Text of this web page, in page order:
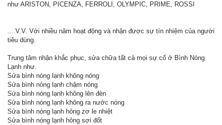
như ARISTON, PICENZA, FERROLI, OLYMPIC, PRIME, ROSSI
....V.V. Với nhiều năm hoạt động và nhận được sự tín nhiệm của người
tiêu dùng.
Trung tâm nhận khắc phục, sửa chữa tất cả mọi sự cố ở Bình Nóng
Lạnh như.
Sửa bình nóng lạnh không nóng
Sửa bình nóng lạnh chậm nóng
Sửa bình nóng lạnh không lên đèn
Sửa bình nóng lạnh không ra nước nóng
Sửa bình nóng lạnh hỏng zơ le nhiệt
Sửa bình nóng lạnh hỏng sợi đốt